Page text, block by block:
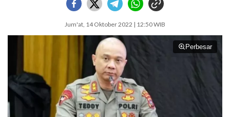
Jum'at, 14 Oktober 2022 | 12:50 WIB
Perbesar